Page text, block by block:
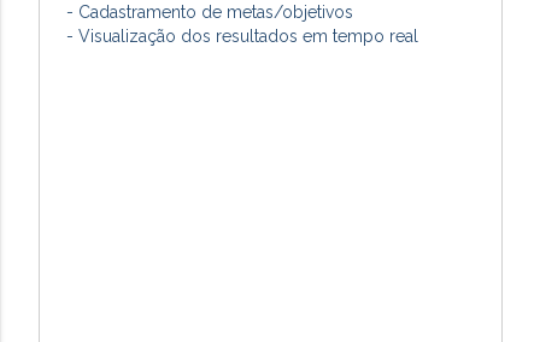
- Cadastramento de metas/objetivos
- Visualização dos resultados em tempo real